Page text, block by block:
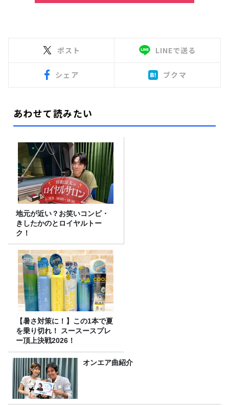
ポスト LINEで送る
シェア ブクマ
あわせて読みたい
地元が近い？お笑いコンビ・
きしたかのとロイヤルトー
ク！
【暑さ対策に！】この1本で夏
を乗り切れ！ スースースプレ
ー頂上決戦2026！
オンエア曲紹介